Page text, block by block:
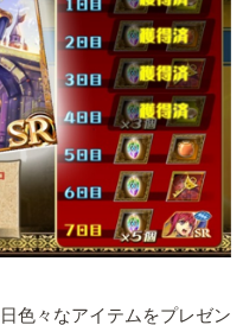
色々なアイテムをプレゼン